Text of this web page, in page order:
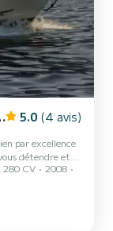
5.0 (4 avis)
par excellence
détendre et
bateau à
excursion :
pour un
280 CV
2008